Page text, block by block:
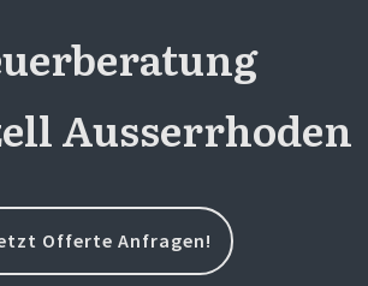
Ausserrhoden
Offerte Anfragen!